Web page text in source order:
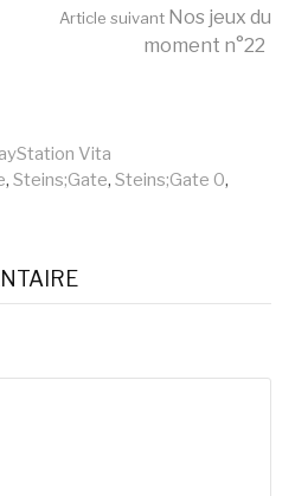
Article suivant Nos jeux du
moment n°22
Vita
, Steins;Gate, Steins;Gate 0,